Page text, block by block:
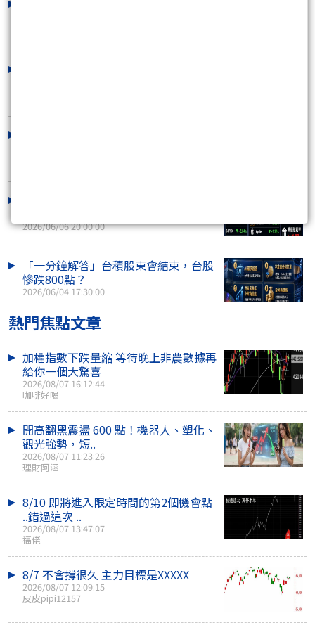
2026/06/06 20:00:00
「一分鐘解答」台積股東會結束，台股
慘跌800點？
2026/06/04 17:30:00
熱門焦點文章
加權指數下跌量縮 等待晚上非農數據再
給你一個大驚喜
2026/08/07 16:12:44
咖啡好喝
開高翻黑震盪 600 點！機器人、塑化、
觀光強勢，短..
2026/08/07 11:23:26
理財阿涵
8/10 即將進入限定時間的第2個機會點
..錯過這次 ..
2026/08/07 13:47:07
福佬
8/7 不會撐很久 主力目標是XXXXX
2026/08/07 12:09:15
皮皮pipi12157